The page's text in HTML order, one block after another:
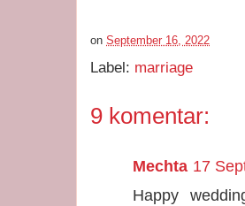
on September 16, 2022
Label: marriage
9 komentar:
Mechta 17
Happy